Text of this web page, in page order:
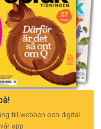
till webben och digital
app